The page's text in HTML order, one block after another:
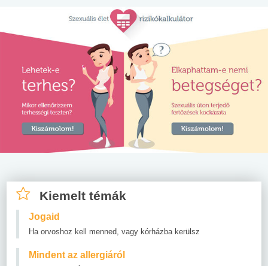
Kiemelt témák
Jogaid
Ha orvoshoz kell menned, vagy kórházba kerülsz
Mindent az allergiáról